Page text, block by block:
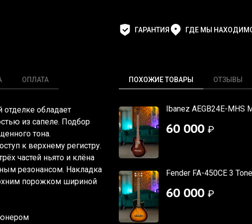
ГАРАНТИЯ ГДЕ МЫ
ОПЛАТА
отделке обладает
из сапеле. Подбор
тона.
к верхнему регистру.
частей ньято и клёна
резонансом. Накладка
порожком шириной
ПОХОЖИЕ ТОВАРЫ ОТЗЫВЫ
Ibanez AEGB24E-MHS
60 000 ₽
Fender FA-450CE 3
60 000 ₽